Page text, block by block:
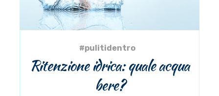
#pulitidentro
Ritenzione idrica: quale acqua
bere?